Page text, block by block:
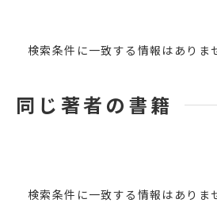
検索条件に一致する情報はありま
同じ著者の書籍
検索条件に一致する情報はありま